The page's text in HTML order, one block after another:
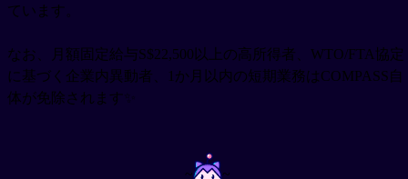
ています。
なお、月額固定給与S$22,500以上の高所得者、WTO/FTA協定
に基づく企業内異動者、1か月以内の短期業務はCOMPASS自
体が免除されます✨
~ ~